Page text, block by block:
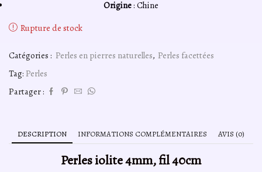
Origine: Chine
Rupture de stock
Catégories : Perles en pierres naturelles, Perles facettées
Tag: Perles
Partager :
DESCRIPTION INFORMATIONS COMPLÉMENTAIRES AVIS (0)
Perles iolite 4mm, fil 40cm